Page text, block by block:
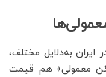
به‌‌‌دلایل مختلف،
معمولی» هم قیمت